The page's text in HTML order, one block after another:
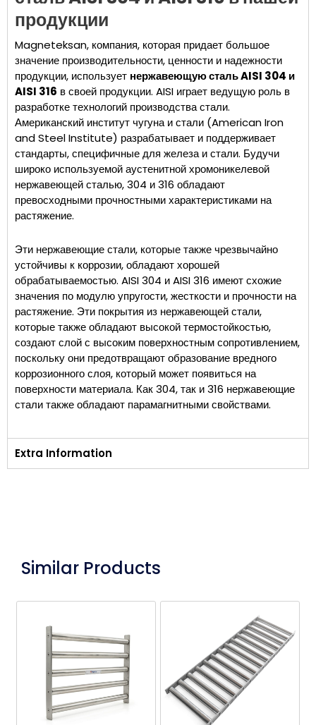
продукции
Magneteksan, компания, которая придает большое
значение производительности, ценности и надежности
продукции, использует нержавеющую сталь AISI 304 и
AISI 316 в своей продукции. AISI играет ведущую роль в
разработке технологий производства стали.
Американский институт чугуна и стали (American Iron
and Steel Institute) разрабатывает и поддерживает
стандарты, специфичные для железа и стали. Будучи
широко используемой аустенитной хромоникелевой
нержавеющей сталью, 304 и 316 обладают
превосходными прочностными характеристиками на
растяжение.
Эти нержавеющие стали, которые также чрезвычайно
устойчивы к коррозии, обладают хорошей
обрабатываемостью. AISI 304 и AISI 316 имеют схожие
значения по модулю упругости, жесткости и прочности на
растяжение. Эти покрытия из нержавеющей стали,
которые также обладают высокой термостойкостью,
создают слой с высоким поверхностным сопротивлением,
поскольку они предотвращают образование вредного
коррозионного слоя, который может появиться на
поверхности материала. Как 304, так и 316 нержавеющие
стали также обладают парамагнитными свойствами.
Extra Information
Similar Products